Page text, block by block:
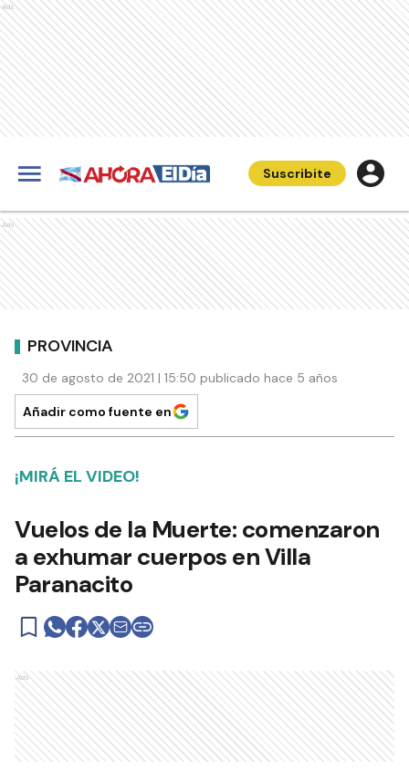
Ads
Suscribite
Ads
PROVINCIA
30 de agosto de 2021 | 15:50 publicado hace 5 años
Añadir como fuente en
¡MIRÁ EL VIDEO!
Vuelos de la Muerte: comenzaron
a exhumar cuerpos en Villa
Paranacito
Ads